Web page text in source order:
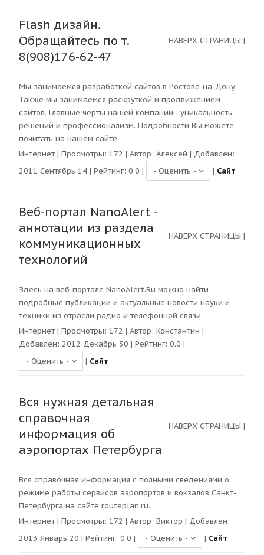
Flash дизайн.
Обращайтесь по т.
8(908)176-62-47
НАВЕРХ СТРАНИЦЫ |
Мы занимаемся разработкой сайтов в Ростове-на-Дону.
Также мы занимаемся раскруткой и продвижением
сайтов. Главные черты нашей компании - уникальность
решений и профессионализм. Подробности Вы можете
почитать на нашем сайте.
Интернет | Просмотры: 172 | Автор: Алексей | Добавлен:
2011 Сентябрь 14 | Рейтинг: 0.0 | | Сайт
Веб-портал NanoAlert -
аннотации из раздела
коммуникационных
технологий
НАВЕРХ СТРАНИЦЫ |
Здесь на веб-портале NanoAlert.Ru можно найти
подробные публикации и актуальные новости науки и
техники из отрасли радио и телефонной связи.
Интернет | Просмотры: 172 | Автор: Константин |
Добавлен: 2012 Декабрь 30 | Рейтинг: 0.0 |
| Сайт
Вся нужная детальная
справочная
информация об
аэропортах Петербурга
НАВЕРХ СТРАНИЦЫ |
Вся справочная информация с полными сведениями о
режиме работы сервисов аэропортов и вокзалов Санкт-
Петербурга на сайте routeplan.ru.
Интернет | Просмотры: 172 | Автор: Виктор | Добавлен:
2013 Январь 20 | Рейтинг: 0.0 | | Сайт